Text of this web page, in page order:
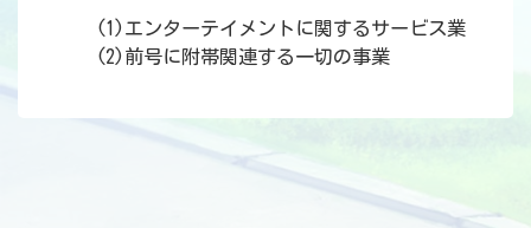
(1)エンターテイメントに関するサービス業
(2)前号に附帯関連する一切の事業